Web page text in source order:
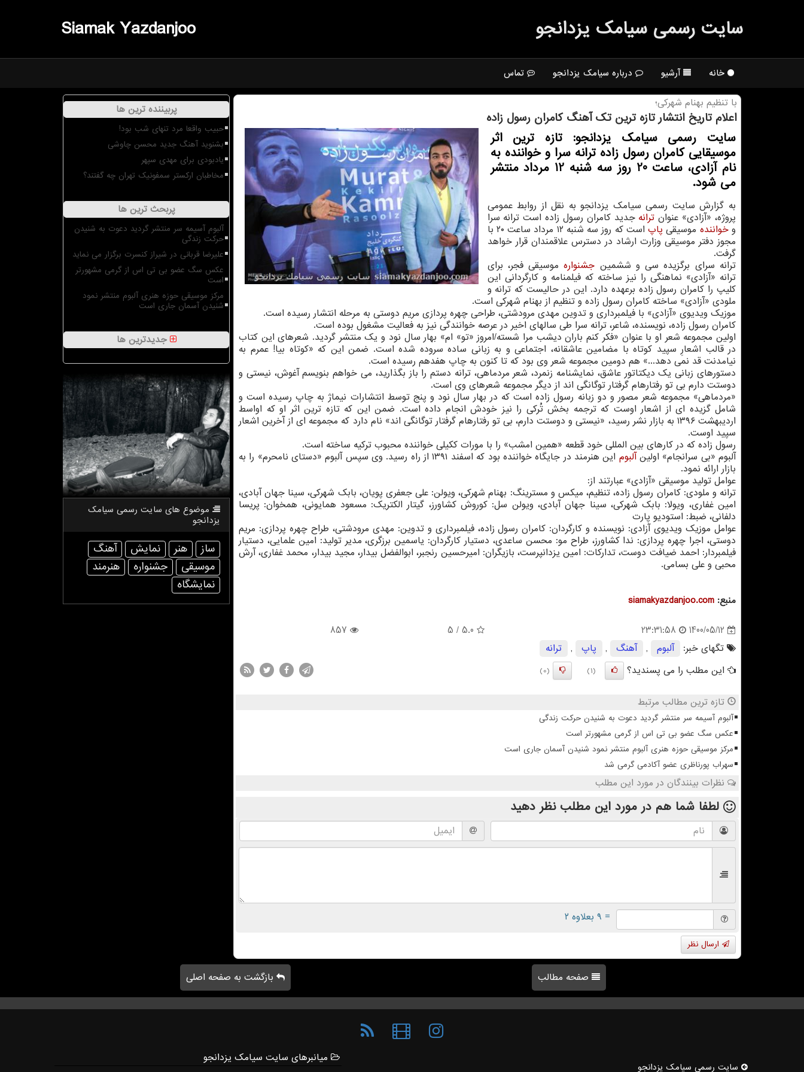
Siamak Yazdanjoo سایت رسمی سیامك یزدانجو
خانه آرشیو درباره سیامک یزدانجو تماس
با تنظیم بهنام شهركی؛
اعلام تاریخ انتشار تازه ترین تک آهنگ کامران رسول زاده
سایت رسمی سیامک یزدانجو: تازه ترین اثر
موسیقایی کامران رسول زاده ترانه سرا و خواننده به
نام آزادی، ساعت 20 روز سه شنبه 12 مرداد منتشر
می شود.
به گزارش سایت رسمی سیامک یزدانجو به نقل از روابط عمومی
پروژه، «آزادی» عنوان ترانه جدید کامران رسول زاده است ترانه سرا
وخواننده موسیقی پاپ
است که روز سه شنبه ۱۲ مرداد ساعت ۲۰ با
مجوز دفتر موسیقی وزارت ارشاد در دسترس علاقمندان قرار خواهد
گرفت.
ترانه سرای برگزیده سی و ششمین جشنوارهموسیقی فجر، برای
ترانه «آزادی» نماهنگی را نیز ساخته که فیلمنامه و کارگردانی این
کلیپ را کامران رسول زاده برعهده دارد. این در حالیست که ترانه و
ملودی «آزادی» ساخته کامران رسول زاده و تنظیم از بهنام شهرکی است.
موزیک ویدیوی «آزادی» با فیلمبرداری و تدوین مهدی مرودشتی، طراحی چهره پردازی مریم دوستی به مرحله انتشار رسیده است.
کامران رسول زاده، نویسنده، شاعر، ترانه سرا طی سالهای اخیر در عرصه خوانندگی نیز به فعالیت مشغول بوده است.
اولین مجموعه شعر او با عنوان «فکر کنم باران دیشب مرا شسته/امروز «تو» ام» بهار سال نود و یک منتشر گردید. شعرهای این کتاب
در قالب اشعارِ سپید کوتاه با مضامین عاشقانه، اجتماعی و به زبانی ساده سروده شده است. ضمن این که «کوتاه بیا! عمرم به
نیامدنت قد نمی دهد...» هم دومین مجموعه شعر وی بود که تا کنون به چاپ هفدهم رسیده است.
دستورهای زبانی یک دیکتاتور عاشق، نمایشنامه زنمرد، شعر مردماهی، ترانه دستم را باز بگذارید، می خواهم بنویسم آغوش، نیستی و
دوستت دارم بی تو رفتارهام گرفتار توگانگی اند از دیگر مجموعه شعرهای وی است.
«مردماهی» مجموعه شعر مصور و دو زبانه رسول زاده است که در بهار سال نود و پنج توسط انتشارات نیماژ به چاپ رسیده است و
شامل گزیده ای از اشعار اوست که ترجمه بخش تُرکی را نیز خودش انجام داده است. ضمن این که تازه ترین اثر او که اواسط
اردیبهشت ۱۳۹۶ به بازار نشر رسید، «نیستی و دوستت دارم، بی تو رفتارهام گرفتار توگانگی اند» نام دارد که مجموعه ای از آخرین اشعار
سپید اوست.
رسول زاده که در کارهای بین المللی خود قطعه «همین امشب» را با مورات ککیلی خواننده محبوب ترکیه ساخته است.
آلبوم «بی سرانجام» اولینآلبوم
این هنرمند در جایگاه خواننده بود که اسفند ۱۳۹۱ از راه رسید. وی سپس آلبوم «دستای نامحرم» را به
بازار ارائه نمود.
عوامل تولید موسیقی «آزادی» عبارتند از:
ترانه و ملودی: کامران رسول زاده، تنظیم، میکس و مسترینگ: بهنام شهرکی، ویولن: علی جعفری پویان، بابک شهرکی، سینا جهان آبادی،
امین غفاری، ویولا: بابک شهرکی، سینا جهان آبادی، ویولن سل: کوروش کشاورز، گیتار الکتریک: مسعود همایونی، همخوان: پریسا
دلفانی، ضبط: استودیو پارت
عوامل موزیک ویدیوی آزادی: نویسنده و کارگردان: کامران رسول زاده، فیلمبرداری و تدوین: مهدی مرودشتی، طراح چهره پردازی: مریم
دوستی، اجرا چهره پردازی: ندا کشاورز، طراح مو: محسن ساعدی، دستیار کارگردان: یاسمین برزگری، مدیر تولید: امین علمایی، دستیار
فیلمبردار: احمد ضیافت دوست، تدارکات: امین یزدانپرست، بازیگران: امیرحسین رنجبر، ابوالفضل بیدار، مجید بیدار، محمد غفاری، آرش
محبی و علی بسامی.
منبع: siamakyazdanjoo.com
1400/05/12
23:31:58
5.0
/ 5
857
تگهای خبر:
آلبوم , آهنگ , پاپ ,
ترانه
این مطلب را می پسندید؟
(1)
(0)
تازه ترین مطالب مرتبط
آلبوم آسیمه سر منتشر گردید دعوت به شنیدن حرکت زندگی
عکس سگ عضو بی تی اس از گرمی مشهورتر است
مرکز موسیقی حوزه هنری آلبوم منتشر نمود شنیدن آسمان جاری است
سهراب پورناظری عضو آکادمی گرمی شد
نظرات بینندگان در مورد این مطلب
لطفا شما هم در مورد این مطلب نظر دهید
= ۹ بعلاوه ۲
ارسال نظر
پربیننده ترین ها
حبیب واقعا مرد تنهای شب بود!
بشنوید آهنگ جدید محسن چاوشی
یادبودی برای مهدی سپهر
مخاطبان ارکستر سمفونیک تهران چه گفتند؟
پربحث ترین ها
آلبوم آسیمه سر منتشر گردید دعوت به شنیدن
حرکت زندگی
علیرضا قربانی در شیراز کنسرت برگزار می نماید
عکس سگ عضو بی تی اس از گرمی مشهورتر
است
مرکز موسیقی حوزه هنری آلبوم منتشر نمود
شنیدن آسمان جاری است
جدیدترین ها
موضوع های سایت رسمی سیامك
یزدانجو
ساز هنر نمایش
آهنگ
موسیقی
جشنواره
هنرمند
نمایشگاه
صفحه مطالب بازگشت به صفحه اصلی
سایت رسمی سیامك یزدانجو
میانبرهای سایت سیامک یزدانجو